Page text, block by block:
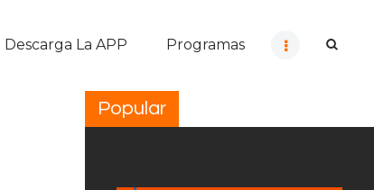
Descarga La APP Programas
Popular